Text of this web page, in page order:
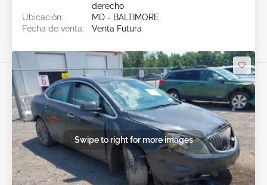
derecho
Ubicación:
MD - BALTIMORE
Fecha de venta:
Venta Futura
Swipe to right for more images